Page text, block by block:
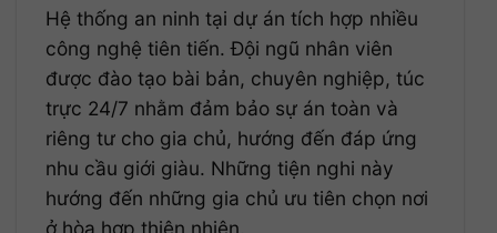
Hệ thống an ninh tại dự án tích hợp nhiều
công nghệ tiên tiến. Đội ngũ nhân viên
được đào tạo bài bản, chuyên nghiệp, túc
trực 24/7 nhằm đảm bảo sự án toàn và
riêng tư cho gia chủ, hướng đến đáp ứng
nhu cầu giới giàu. Những tiện nghi này
hướng đến những gia chủ ưu tiên chọn nơi
ở hòa hợp thiên nhiên.